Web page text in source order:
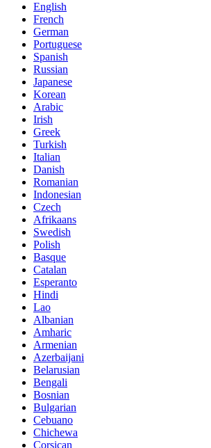
English
French
German
Portuguese
Spanish
Russian
Japanese
Korean
Arabic
Irish
Greek
Turkish
Italian
Danish
Romanian
Indonesian
Czech
Afrikaans
Swedish
Polish
Basque
Catalan
Esperanto
Hindi
Lao
Albanian
Amharic
Armenian
Azerbaijani
Belarusian
Bengali
Bosnian
Bulgarian
Cebuano
Chichewa
Corsican